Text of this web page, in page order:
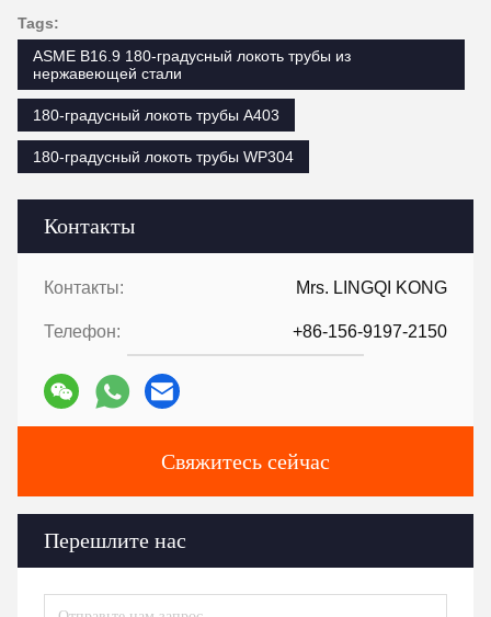
Контакты
Контакты: Mrs. LINGQI KONG
Телефон: +86-156-9197-2150
Свяжитесь сейчас
Перешлите нас
Tags:
ASME B16.9 180-градусный локоть трубы из
нержавеющей стали
180-градусный локоть трубы A403
180-градусный локоть трубы WP304